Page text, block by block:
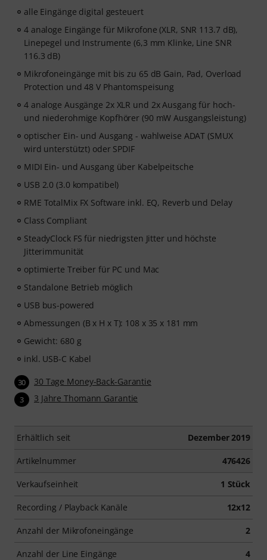
alle Eingänge digital gesteuert
4 analoge Eingänge für Mikrofone (XLR, SNR 113.7 dB),
Linepegel und Instrumente (6,3 mm Klinke, Line SNR
116.3 dB)
Mikrofoneingänge mit bis zu 65 dB Gain, Pad, Overload
Protection und 48 V Phantomspeisung
4 analoge Ausgänge 2x XLR und 2x Ausgang für hoch-
und niederohmige Kopfhörer (90 mW Ausgangsleistung)
optischer Ein- und Ausgang - wahlweise ADAT (SMUX
wird unterstützt) oder SPDIF
MIDI Ein- und Ausgang über Kabelpeitsche
USB 2.0 (3.0 kompatibel)
RME TotalMix FX Software inkl. EQ, Reverb und Delay
Class Compliant
SteadyClock FS für niedrigsten Jitter und höchste
Jitterimmunität
optimierte Treiber für PC und Mac
Standalone Betrieb möglich
USB bus-powered
Abmessungen (B x H x T): 108 x 35 x 181 mm
Gewicht: 680 g
inkl. USB-C Kabel
30 30 Tage Money-Back-Garantie
3 3 Jahre Thomann Garantie
Erhältlich seit Dezember 2019
Artikelnummer 476426
Verkaufseinheit 1 Stück
Recording / Playback Kanäle 12x12
Anzahl der Mikrofoneingänge 2
Anzahl der Line Eingänge 4